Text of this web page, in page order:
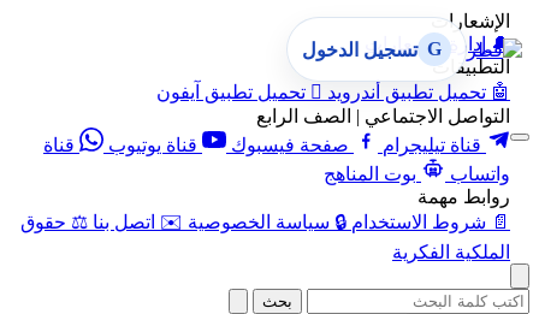
الإشعارات
🔔 إدارة الإشعارات
التطبيقات
🤖 تحميل تطبيق أندرويد  تحميل تطبيق آيفون
التواصل الاجتماعي | الصف الرابع
قناة تيليجرام
صفحة فيسبوك قناة يوتيوب
قناة
واتساب
بوت المناهج
روابط مهمة
📄 شروط الاستخدام 🔒 سياسة الخصوصية ✉️ اتصل بنا ⚖️ حقوق
الملكية الفكرية
G تسجيل الدخول
بحث